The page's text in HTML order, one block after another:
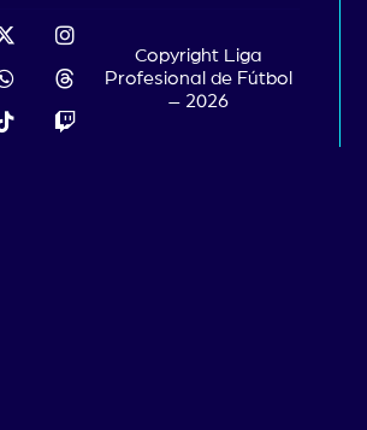
Copyright Liga
Profesional de Fútbol
– 2026